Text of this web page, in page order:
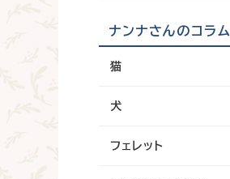
ナンナさんのコラム
猫
犬
フェレット